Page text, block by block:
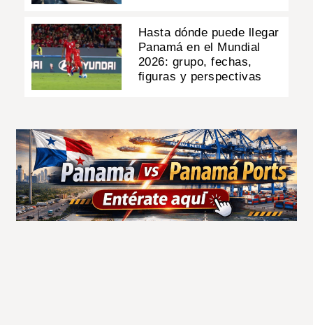
Hasta dónde puede llegar
Panamá en el Mundial
2026: grupo, fechas,
figuras y perspectivas